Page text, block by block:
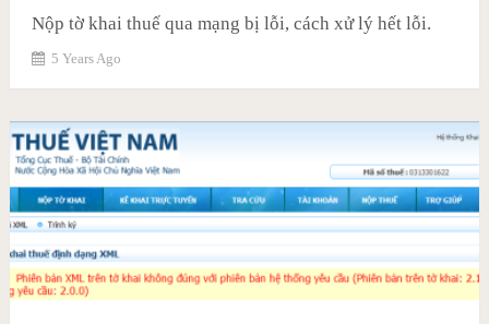
Nộp tờ khai thuế qua mạng bị lỗi, cách xử lý hết lỗi.
5 Years Ago